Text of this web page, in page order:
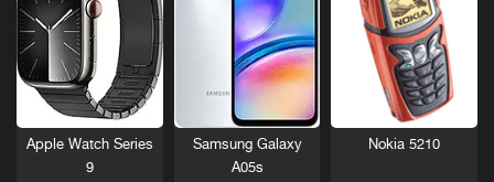
Nokia 5210
Samsung Galaxy
A05s
Apple Watch Series
9